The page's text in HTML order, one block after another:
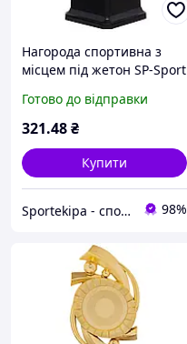
Нагорода спортивна з
місцем під жетон SP-Sport
Готово до відправки
321.48₴
Купити
Sportekipa - спортивні товари 98%